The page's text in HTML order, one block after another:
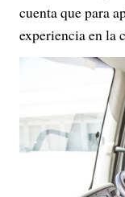
cuenta que para
experiencia en la